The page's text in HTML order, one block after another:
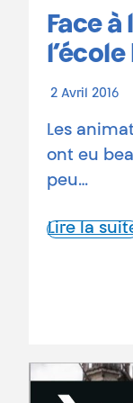
Face
2 Avril 2016
Les
ont eu
peu…
Lire la